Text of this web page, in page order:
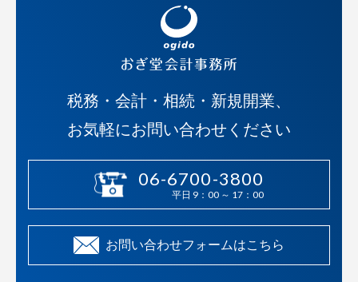
税務・会計・相続・新規開業、
お気軽にお問い合わせください
06-6700-3800
平日 9：00 ～ 17：00
お問い合わせフォームはこちら